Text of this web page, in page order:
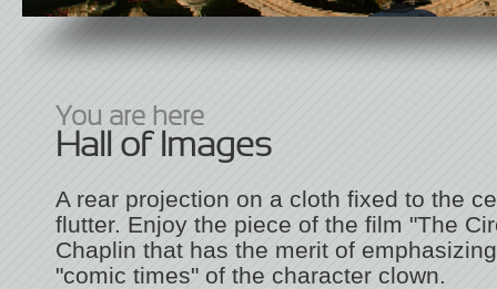
You are here
Hall of Images
A rear projection on a cloth fixed to the
flutter. Enjoy the piece of the film "The
Chaplin that has the merit of
"comic times" of the character clown.